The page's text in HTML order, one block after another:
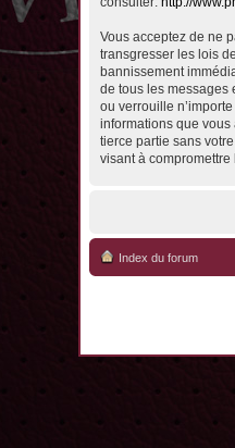
Vous acceptez de ne
transgresser les lois
bannissement
de tous les messages
ou verrouille
informations que
tierce partie sans
visant à
Index du forum